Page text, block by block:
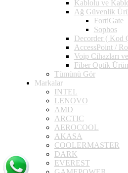
Kablolu ve
Ağ Güvenlik
FortiGate
Sophos
Decorder ( Kod
AccessPoint /
Voip Cihazları
Fiber Optik
Tümünü Gör
Markalar
INTEL
LENOVO
AMD
ARCTIC
AEROCOOL
AKASA
COOLERMASTER
DARK
EVEREST